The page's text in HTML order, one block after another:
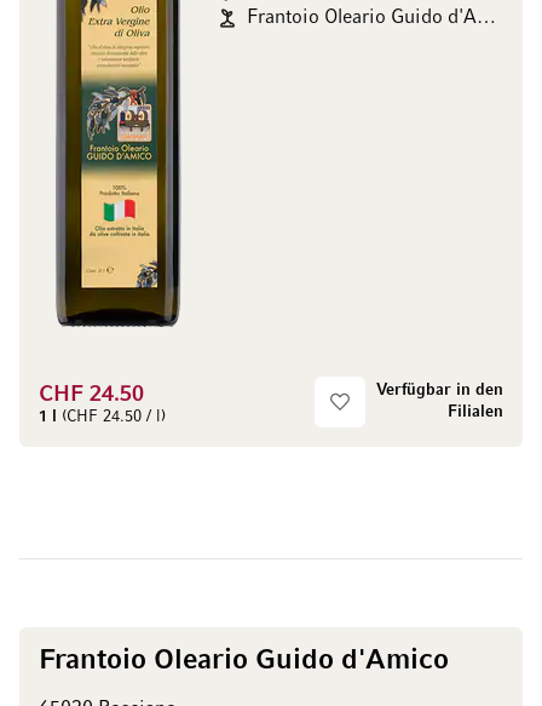
Frantoio Oleario Guido d'Amico
CHF 24.50
1 l (CHF 24.50 / l)
Verfügbar in den
Filialen
Frantoio Oleario Guido d'Amico